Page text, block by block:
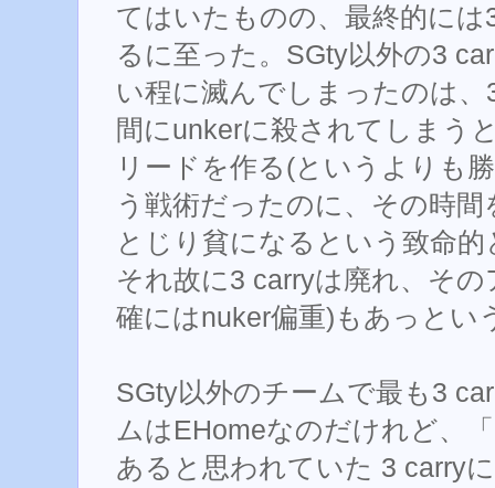
てはいたものの、最終的に
るに至った。SGty以外の3
い程に滅んでしまったのは
間にunkerに殺されてしまう
リードを作る(というよりも
う戦術だったのに、その時
とじり貧になるという致命
それ故に3 carryは廃れ、そ
確にはnuker偏重)もあっとい
SGty以外のチームで最も3
ムはEHomeなのだけれど、
あると思われていた 3 carry